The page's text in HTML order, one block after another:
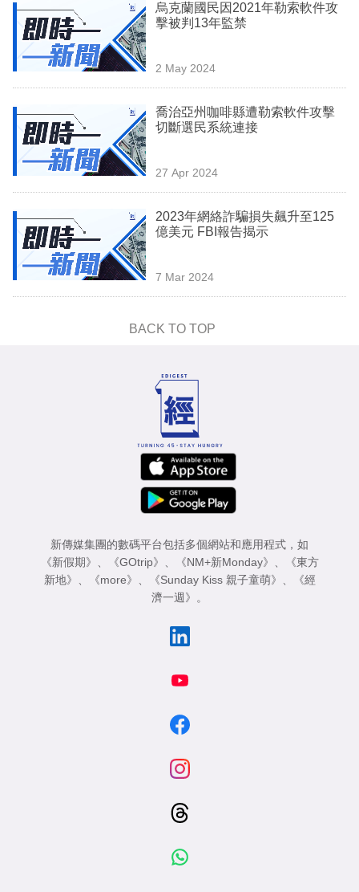
時
事
訂
閱
烏克蘭國民因2021年勒索軟件攻
擊被判13年監禁
2 May 2024
喬治亞州咖啡縣遭勒索軟件攻擊
切斷選民系統連接
27 Apr 2024
2023年網絡詐騙損失飆升至125
億美元 FBI報告揭示
7 Mar 2024
BACK TO TOP
新傳媒集團的數碼平台包括多個網站和應用程式，如
《新假期》
《GOtrip》 《NM+新Monday》
《東方
新地》
《more》 《Sunday Kiss 親子童萌》
《經
濟一週》
。